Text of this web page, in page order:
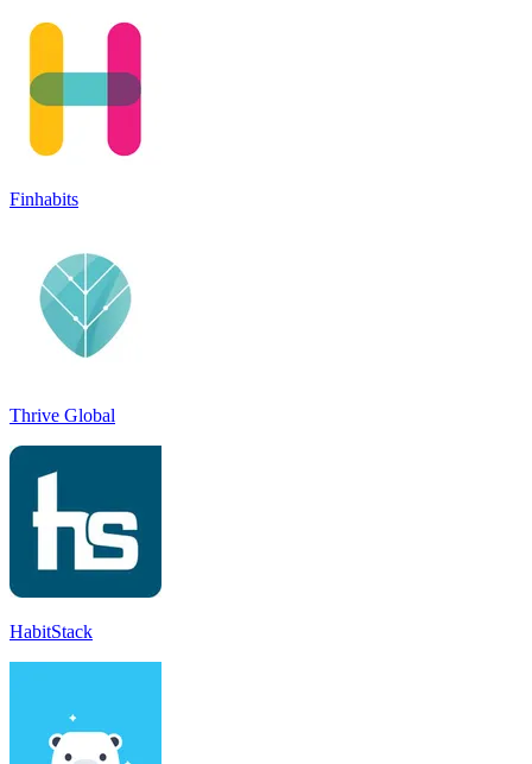
Finhabits
Thrive Global
HabitStack